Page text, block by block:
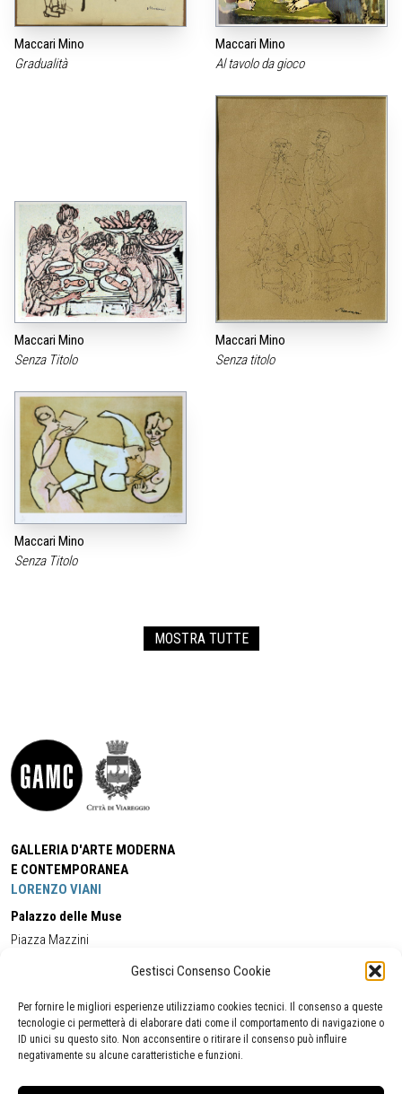
Gestisci Consenso Cookie
Per fornire le migliori esperienze utilizziamo cookies tecnici. Il consenso a queste
tecnologie ci permetterà di elaborare dati come il comportamento di navigazione o
ID unici su questo sito. Non acconsentire o ritirare il consenso può influire
negativamente su alcune caratteristiche e funzioni.
Maccari Mino
Gradualità
Maccari Mino
Al tavolo da gioco
Maccari Mino
Senza Titolo
Maccari Mino
Senza titolo
Maccari Mino
Senza Titolo
MOSTRA TUTTE
GALLERIA D'ARTE MODERNA
E CONTEMPORANEA
LORENZO VIANI
Palazzo delle Muse
Piazza Mazzini
Cell:+39 338 5714978 (orario apertura Galleria)
Tel:
+39 0584 944580
(orario 09.00/13.00)
Email:gamc@comune.viareggio.lu.it